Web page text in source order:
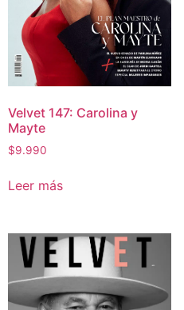
Velvet 147: Carolina y
Mayte
$9.990
Leer más